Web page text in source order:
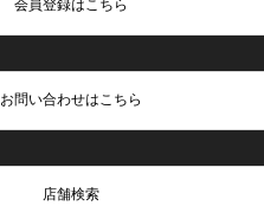
会員登録はこちら
お問い合わせはこちら
店舗検索